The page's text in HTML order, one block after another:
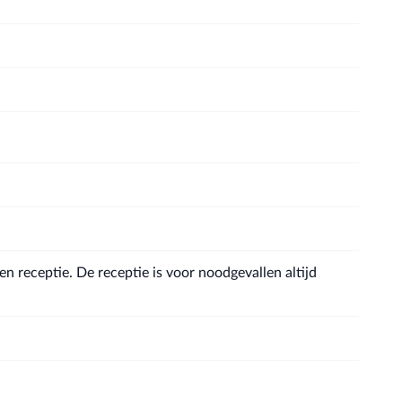
receptie. De receptie is voor noodgevallen altijd